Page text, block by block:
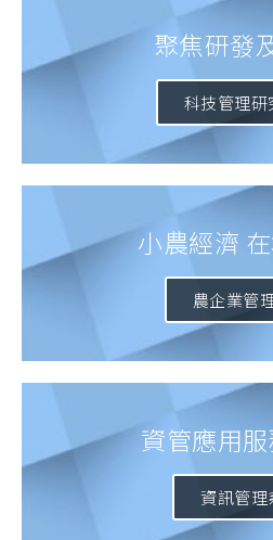
聚焦研發
科技管理研
小農經濟
農企業管
資管應用
資訊管理